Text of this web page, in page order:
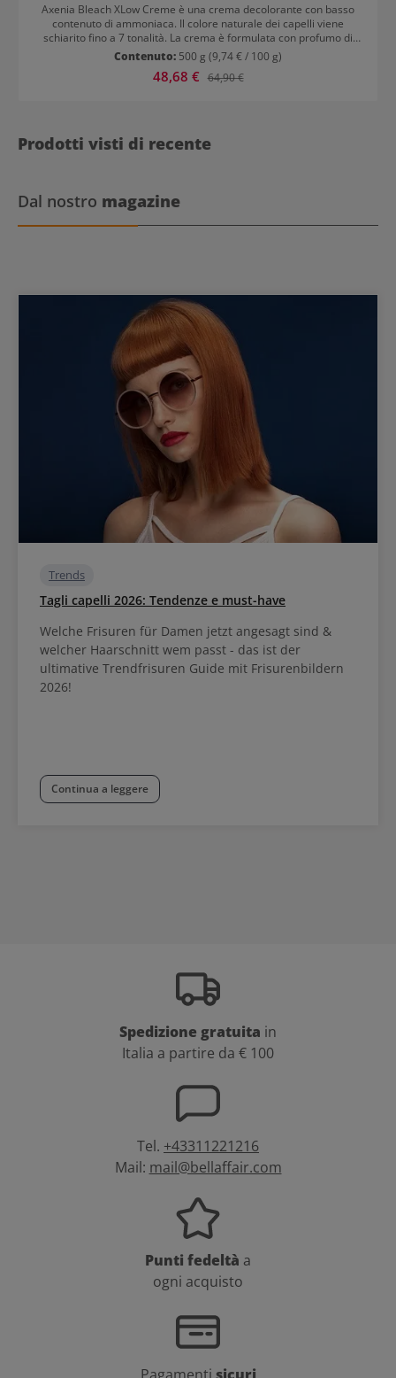
Axenia Bleach XLow Creme è una crema decolorante con basso
contenuto di ammoniaca. Il colore naturale dei capelli viene
schiarito fino a 7 tonalità. La crema è formulata con profumo di
lavanda e arricchita con proteine di germe di grano per mantenere
la compattezza della struttura dei capelli. Il basso contenuto di
ammoniaca e la formula speciale della crema rendono questa
Applicazione di Axenia Bleach XLow Creme Mescolare Axenia
Bleach XLow Creme e Axenia LAB OXIDIZING Emulsion in una
Contenuto: 500 g (9,74 € / 100 g)
Prezzo di vendita:
48,68 € Prezzo normale:
64,90 €
Prodotti visti di recente
Dal nostro magazine
Trends
Tagli capelli 2026: Tendenze e must-have
Welche Frisuren für Damen jetzt angesagt sind &
welcher Haarschnitt wem passt - das ist der
ultimative Trendfrisuren Guide mit Frisurenbildern
2026!
Continua a leggere
Spedizione gratuita in
Italia a partire da € 100
Tel. +43311221216
Mail: mail@bellaffair.com
Punti fedeltà a
ogni acquisto
Pagamenti sicuri